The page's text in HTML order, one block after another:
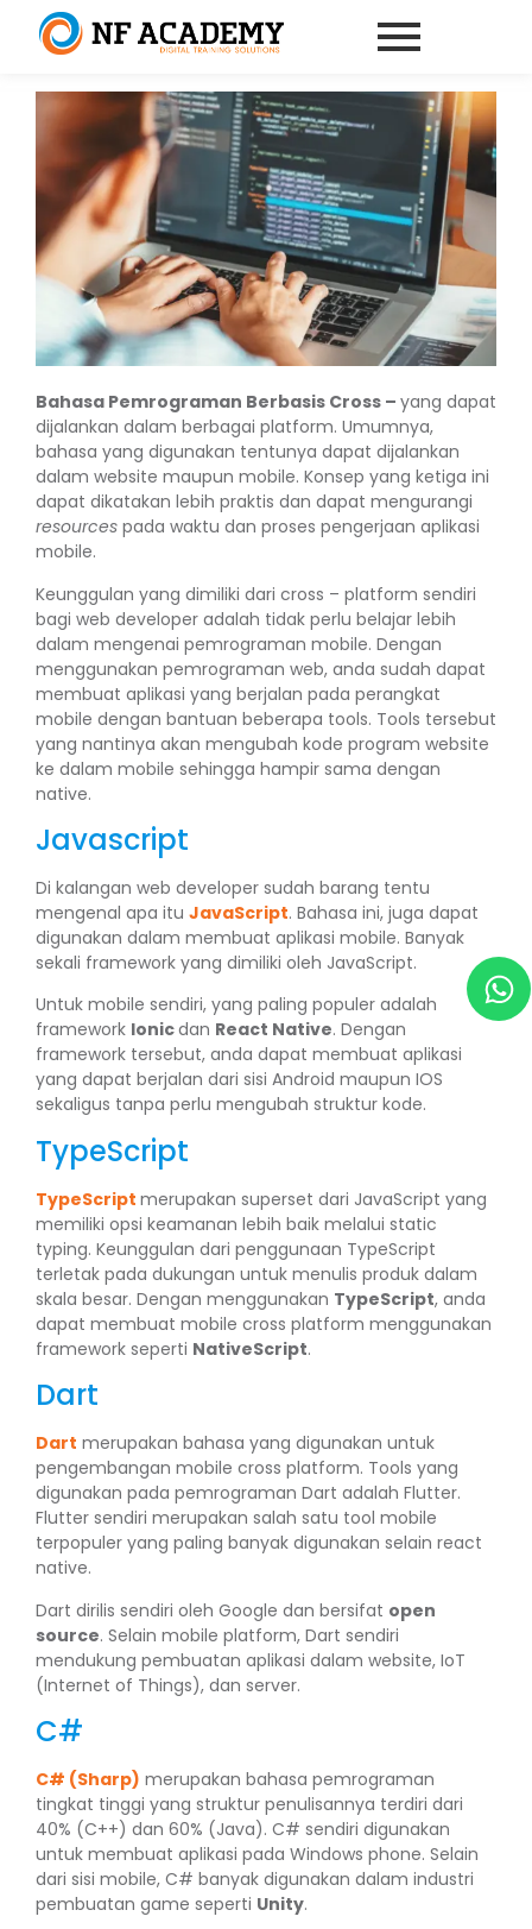
Bahasa Pemrograman Berbasis Cross – yang dapat
dijalankan dalam berbagai platform. Umumnya,
bahasa yang digunakan tentunya dapat dijalankan
dalam website maupun mobile. Konsep yang ketiga ini
dapat dikatakan lebih praktis dan dapat mengurangi
resources pada waktu dan proses pengerjaan aplikasi
mobile.
Keunggulan yang dimiliki dari cross – platform sendiri
bagi web developer adalah tidak perlu belajar lebih
dalam mengenai pemrograman mobile. Dengan
menggunakan pemrograman web, anda sudah dapat
membuat aplikasi yang berjalan pada perangkat
mobile dengan bantuan beberapa tools. Tools tersebut
yang nantinya akan mengubah kode program website
ke dalam mobile sehingga hampir sama dengan
native.
Javascript
Di kalangan web developer sudah barang tentu
mengenal apa itu JavaScript. Bahasa ini, juga dapat
digunakan dalam membuat aplikasi mobile. Banyak
sekali framework yang dimiliki oleh JavaScript.
Untuk mobile sendiri, yang paling populer adalah
framework Ionicdan React Native. Dengan
framework tersebut, anda dapat membuat aplikasi
yang dapat berjalan dari sisi Android maupun IOS
sekaligus tanpa perlu mengubah struktur kode.
TypeScript
TypeScript merupakan superset dari JavaScript yang
memiliki opsi keamanan lebih baik melalui static
typing. Keunggulan dari penggunaan TypeScript
terletak pada dukungan untuk menulis produk dalam
skala besar. Dengan menggunakan TypeScript, anda
dapat membuat mobile cross platform menggunakan
framework seperti NativeScript.
Dart
Dart merupakan bahasa yang digunakan untuk
pengembangan mobile cross platform. Tools yang
digunakan pada pemrograman Dart adalah Flutter.
Flutter sendiri merupakan salah satu tool mobile
terpopuler yang paling banyak digunakan selain react
native.
Dart dirilis sendiri oleh Google dan bersifat open
source. Selain mobile platform, Dart sendiri
mendukung pembuatan aplikasi dalam website, IoT
(Internet of Things), dan server.
C#
C# (Sharp) merupakan bahasa pemrograman
tingkat tinggi yang struktur penulisannya terdiri dari
40% (C++) dan 60% (Java). C# sendiri digunakan
untuk membuat aplikasi pada Windows phone. Selain
dari sisi mobile, C# banyak digunakan dalam industri
pembuatan game seperti Unity.